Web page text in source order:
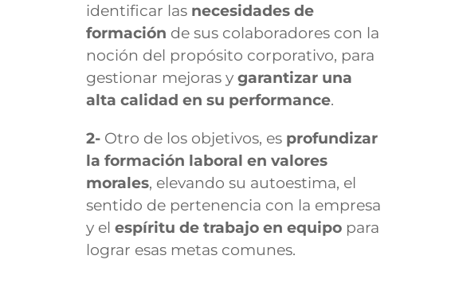
identificar las necesidades de
formación de sus colaboradores con la
noción del propósito corporativo, para
gestionar mejoras y garantizar una
alta calidad en su performance.
2-Otro de los objetivos, es profundizar
la formación laboral en valores
morales, elevando su autoestima, el
sentido de pertenencia con la empresa
y el espíritu de trabajo en equipopara
lograr esas metas comunes.